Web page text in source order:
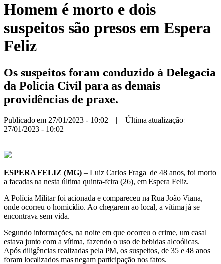
Homem é morto e dois
suspeitos são presos em Espera
Feliz
Os suspeitos foram conduzido à Delegacia
da Polícia Civil para as demais
providências de praxe.
Publicado em 27/01/2023 - 10:02 | Última atualização:
27/01/2023 - 10:02
ESPERA FELIZ (MG) – Luiz Carlos Fraga, de 48 anos, foi morto
a facadas na nesta última quinta-feira (26), em Espera Feliz.
A Polícia Militar foi acionada e compareceu na Rua João Viana,
onde ocorreu o homicídio. Ao chegarem ao local, a vítima já se
encontrava sem vida.
Segundo informações, na noite em que ocorreu o crime, um casal
estava junto com a vítima, fazendo o uso de bebidas alcoólicas.
Após diligências realizadas pela PM, os suspeitos, de 35 e 48 anos
foram localizados mas negam participação nos fatos.